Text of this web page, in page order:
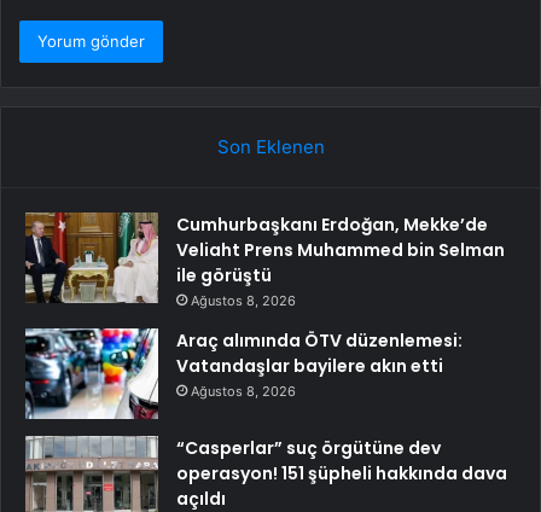
Son Eklenen
Cumhurbaşkanı Erdoğan, Mekke’de
Veliaht Prens Muhammed bin Selman
ile görüştü
Ağustos 8, 2026
Araç alımında ÖTV düzenlemesi:
Vatandaşlar bayilere akın etti
Ağustos 8, 2026
“Casperlar” suç örgütüne dev
operasyon! 151 şüpheli hakkında dava
açıldı